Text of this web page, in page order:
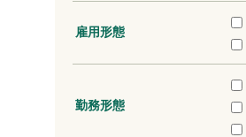
雇用形態
勤務形態